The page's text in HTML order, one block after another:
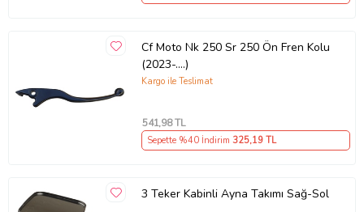
Cf Moto Nk 250 Sr 250 Ön Fren Kolu
(2023-....)
Kargo ile Teslimat
541,98 TL
Sepette %40 İndirim 325,19 TL
3 Teker Kabinli Ayna Takımı Sağ-Sol